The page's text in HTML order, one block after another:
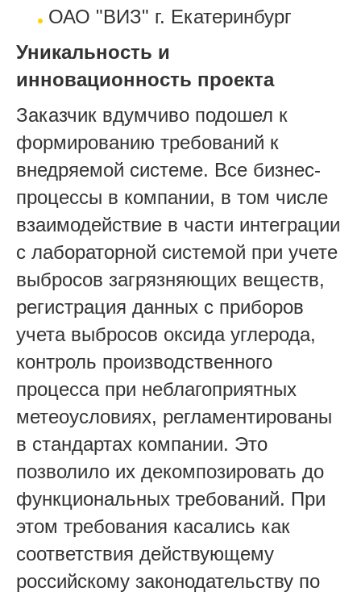
ОАО "ВИЗ" г. Екатеринбург
Уникальность и
инновационность проекта
Заказчик вдумчиво подошел к
формированию требований к
внедряемой системе. Все бизнес-
процессы в компании, в том числе
взаимодействие в части интеграции
с лабораторной системой при учете
выбросов загрязняющих веществ,
регистрация данных с приборов
учета выбросов оксида углерода,
контроль производственного
процесса при неблагоприятных
метеоусловиях, регламентированы
в стандартах компании. Это
позволило их декомпозировать до
функциональных требований. При
этом требования касались как
соответствия действующему
российскому законодательству по